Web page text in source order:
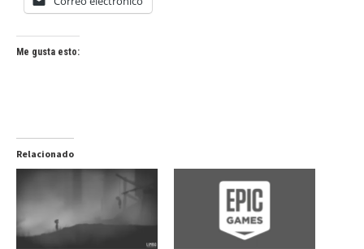
Me gusta esto:
Relacionado